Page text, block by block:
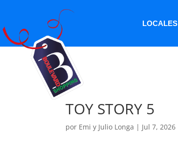
LOCALES
TOY STORY 5
por Emi y Julio Longa | Jul 7, 2026